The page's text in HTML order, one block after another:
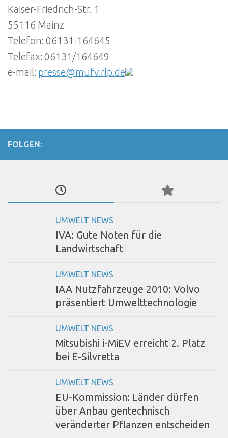
Kaiser-Friedrich-Str. 1
55116 Mainz
Telefon: 06131-164645
Telefax: 06131/164649
e-mail: presse@mufv.rlp.de
FOLGEN:
UMWELT NEWS
IVA: Gute Noten für die
Landwirtschaft
UMWELT NEWS
IAA Nutzfahrzeuge 2010: Volvo
präsentiert Umwelttechnologie
UMWELT NEWS
Mitsubishi i-MiEV erreicht 2. Platz
bei E-Silvretta
UMWELT NEWS
EU-Kommission: Länder dürfen
über Anbau gentechnisch
veränderter Pflanzen entscheiden